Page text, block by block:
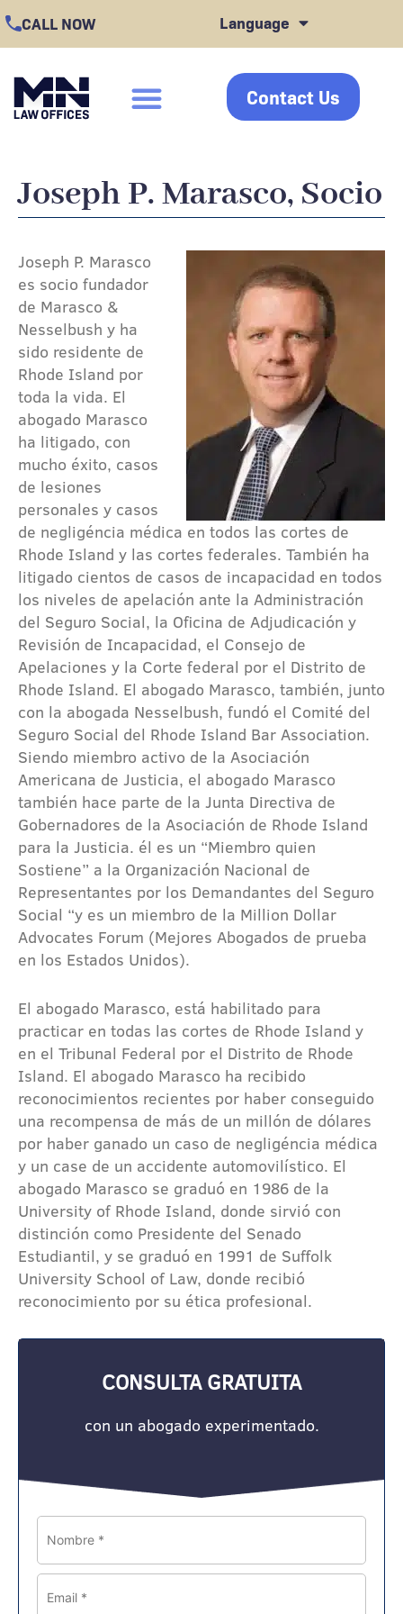
Skip
to
content
CALL NOW Language
click Contact Us
Joseph P. Marasco, Socio
Joseph P. Marasco
es socio fundador
de Marasco &
Nesselbush y ha
sido residente de
Rhode Island por
toda la vida. El
abogado Marasco
ha litigado, con
mucho éxito, casos
de lesiones
personales y casos
de negligéncia médica en todos las cortes de
Rhode Island y las cortes federales. También ha
litigado cientos de casos de incapacidad en todos
los niveles de apelación ante la Administración
del Seguro Social, la Oficina de Adjudicación y
Revisión de Incapacidad, el Consejo de
Apelaciones y la Corte federal por el Distrito de
Rhode Island. El abogado Marasco, también, junto
con la abogada Nesselbush, fundó el Comité del
Seguro Social del Rhode Island Bar Association.
Siendo miembro activo de la Asociación
Americana de Justicia, el abogado Marasco
también hace parte de la Junta Directiva de
Gobernadores de la Asociación de Rhode Island
para la Justicia. él es un “Miembro quien
Sostiene” a la Organización Nacional de
Representantes por los Demandantes del Seguro
Social “y es un miembro de la Million Dollar
Advocates Forum (Mejores Abogados de prueba
en los Estados Unidos).
El abogado Marasco, está habilitado para
practicar en todas las cortes de Rhode Island y
en el Tribunal Federal por el Distrito de Rhode
Island. El abogado Marasco ha recibido
reconocimientos recientes por haber conseguido
una recompensa de más de un millón de dólares
por haber ganado un caso de negligéncia médica
y un case de un accidente automovilístico. El
abogado Marasco se graduó en 1986 de la
University of Rhode Island, donde sirvió con
distinción como Presidente del Senado
Estudiantil, y se graduó en 1991 de Suffolk
University School of Law, donde recibió
reconocimiento por su ética profesional.
CONSULTA GRATUITA
con un abogado experimentado.